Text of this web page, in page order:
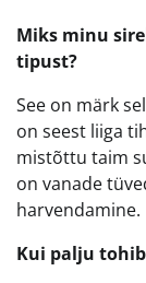
Miks minu
tipust?
See on märk
on seest liiga
mistõttu taim
on vanade
harvendamine.
Kui palju